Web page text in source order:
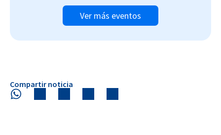
Ver más eventos
Compartir noticia